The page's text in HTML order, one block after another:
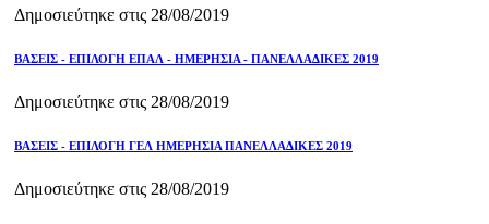
Δημοσιεύτηκε στις 28/08/2019
ΒΑΣΕΙΣ - ΕΠΙΛΟΓΗ ΕΠΑΛ - ΗΜΕΡΗΣΙΑ - ΠΑΝΕΛΛΑΔΙΚΕΣ 2019
Δημοσιεύτηκε στις 28/08/2019
ΒΑΣΕΙΣ - ΕΠΙΛΟΓΗ ΓΕΛ ΗΜΕΡΗΣΙΑ ΠΑΝΕΛΛΑΔΙΚΕΣ 2019
Δημοσιεύτηκε στις 28/08/2019